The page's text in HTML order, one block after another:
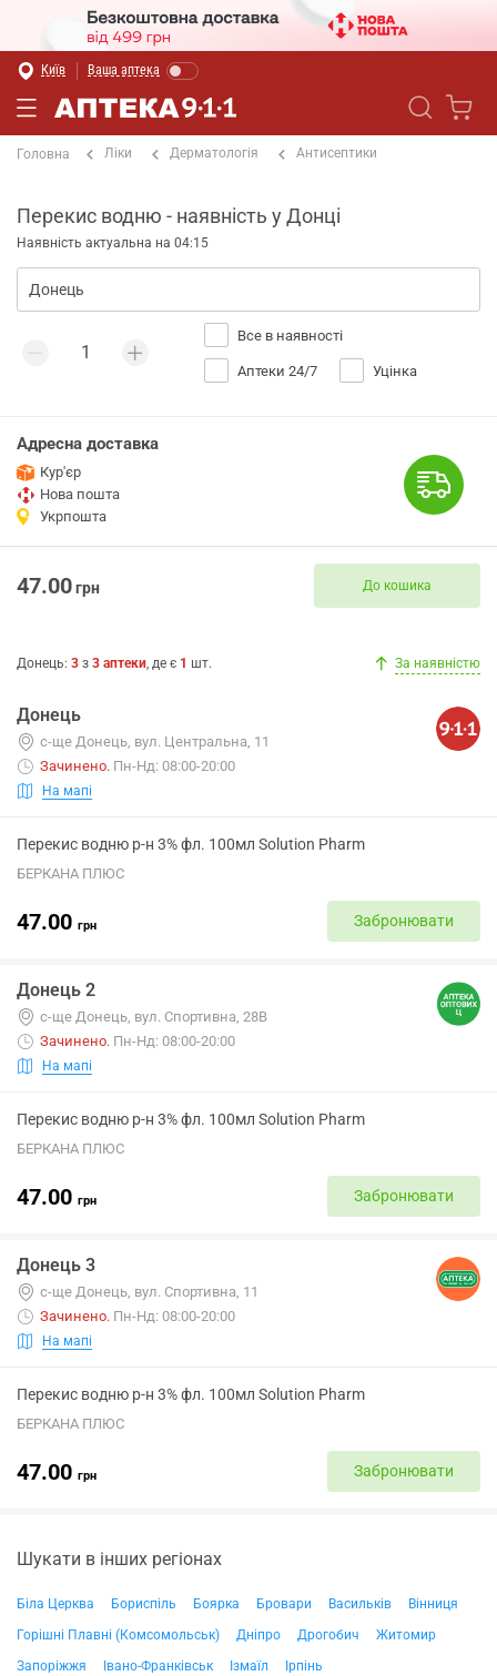
Київ Ваша аптека
Головна Ліки Дерматологія Антисептики
Перекис водню - наявність у Донці
Наявність актуальна на 04:15
Все в наявності
Аптеки 24/7 Уцінка
Адресна доставка
Кур'єр
Нова пошта
Укрпошта
47.00грн До кошика
Донець: 3 з 3 аптеки, де є 1 шт. За наявністю
Донець
с-ще Донець, вул. Центральна, 11
Зачинено. Пн-Нд: 08:00-20:00
На мапі
Перекис водню р-н 3% фл. 100мл Solution Pharm
БЕРКАНА ПЛЮС
47.00 грн Забронювати
Донець 2
с-ще Донець, вул. Спортивна, 28В
Зачинено. Пн-Нд: 08:00-20:00
На мапі
Перекис водню р-н 3% фл. 100мл Solution Pharm
БЕРКАНА ПЛЮС
47.00 грн Забронювати
Донець 3
с-ще Донець, вул. Спортивна, 11
Зачинено. Пн-Нд: 08:00-20:00
На мапі
Перекис водню р-н 3% фл. 100мл Solution Pharm
БЕРКАНА ПЛЮС
47.00 грн Забронювати
Шукати в інших регіонах
Біла Церква Бориспіль Боярка Бровари Васильків
Вінниця
Горішні Плавні (Комсомольськ)
Дніпро Дрогобич
Житомир
Запоріжжя
Івано-Франківськ Ізмаїл
Ірпінь